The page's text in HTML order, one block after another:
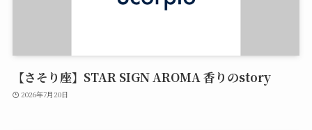
【さそり座】STAR SIGN AROMA 香りのstory
2026年7月20日